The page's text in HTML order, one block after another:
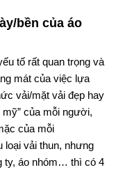
bền của áo
tố rất quan trọng và
mát của việc lựa
vải/mặt vải đẹp hay
mỹ” của mỗi người,
của mỗi
loại vải thun, nhưng
ty, áo nhóm… thì có 4